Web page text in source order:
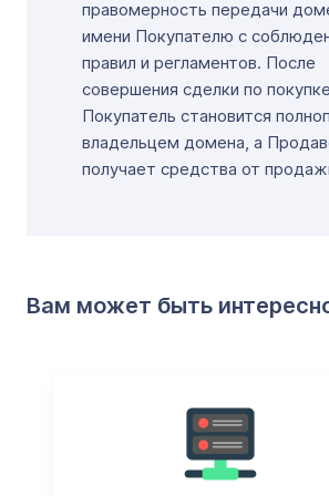
правомерность передачи
имени Покупателю с
правил и регламентов. После
совершения сделки по
Покупатель становится
владельцем домена, а
получает средства от
Вам может быть